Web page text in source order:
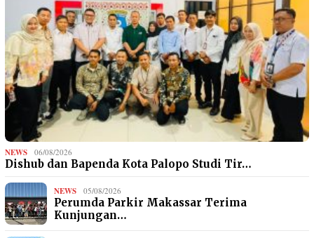
NEWS 06/08/2026
Dishub dan Bapenda Kota Palopo Studi Tir…
NEWS 05/08/2026
Perumda Parkir Makassar Terima
Kunjungan…